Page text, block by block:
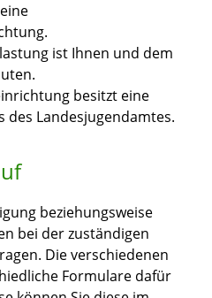
ist Ihnen und dem
besitzt eine
des Landesjugendamtes.
beziehungsweise
bei der zuständigen
Die verschiedenen
Formulare dafür